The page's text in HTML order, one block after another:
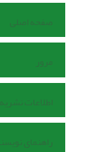
صفحه اصلی
مرور
اطلاعات نشریه
راهنمای